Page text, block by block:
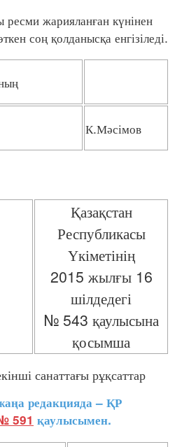
жарияланған күнінен
соң қолданысқа енгізіледі.
К.Мәсімов
Қазақстан
Республикасы
Үкіметінің
2015 жылғы 16
шілдедегі
№ 543 қаулысына
қосымша
санаттағы рұқсаттар
редакцияда – ҚР
591 қаулысымен.